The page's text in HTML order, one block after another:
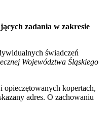
zadania w zakresie
świadczeń
Województwa Śląskiego
opieczętowanych kopertach,
adres. O zachowaniu